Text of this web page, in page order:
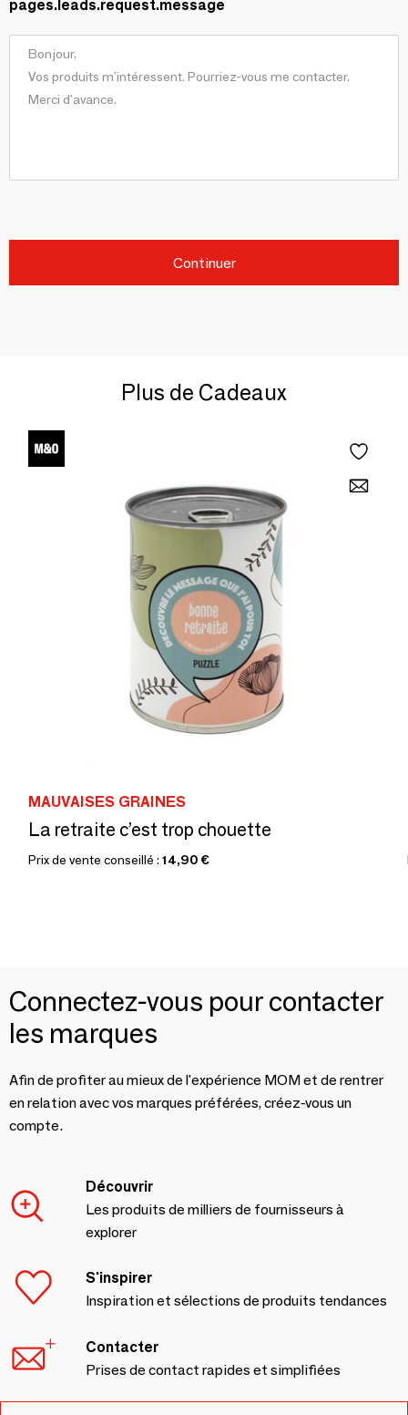
pages.leads.request.message
Continuer
Plus de Cadeaux
MAUVAISES GRAINES
La retraite c’est trop chouette
Prix de vente conseillé : 14,90 €
Connectez-vous pour contacter
les marques
Afin de profiter au mieux de l'expérience MOM et de rentrer
en relation avec vos marques préférées, créez-vous un
compte.
Découvrir
Les produits de milliers de fournisseurs à
explorer
S'inspirer
Inspiration et sélections de produits tendances
Contacter
Prises de contact rapides et simplifiées